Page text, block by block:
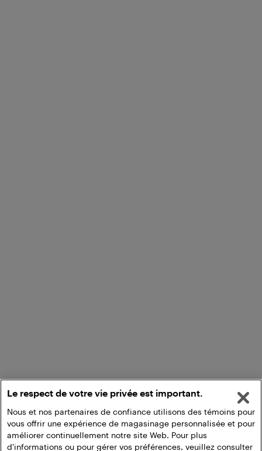
Le respect de votre vie privée est important.
Nous et nos partenaires de confiance utilisons des témoins pour
vous offrir une expérience de magasinage personnalisée et pour
améliorer continuellement notre site Web. Pour plus
d'informations ou pour gérer vos préférences, veuillez consulter